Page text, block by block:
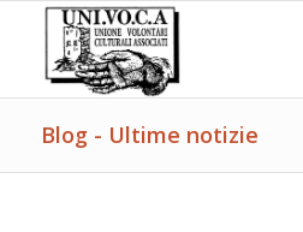
Blog - Ultime notizie